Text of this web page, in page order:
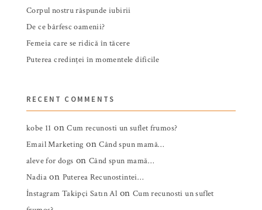
Corpul nostru răspunde iubirii
De ce bârfesc oamenii?
Femeia care se ridică în tăcere
Puterea credinței în momentele dificile
RECENT COMMENTS
kobe 11 onCum recunosti un suflet frumos?
Email Marketing onCând spun mamă…
aleve for dogs onCând spun mamă…
Nadiaon Puterea Recunostintei…
İnstagram Takipçi Satın Al on Cum recunosti un suflet